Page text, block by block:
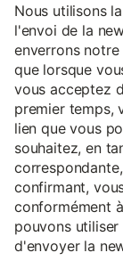
Nous utilisons
l'envoi de la
enverrons
que lorsque
vous acceptez
premier temps,
lien que vous
souhaitez, en
confirmant,
conformément
pouvons
d'envoyer la